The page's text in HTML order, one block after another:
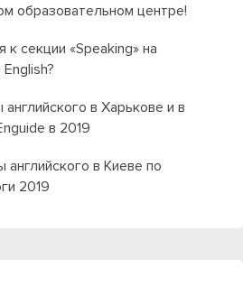
образовательном центре!
к секции «Speaking» на
в Харькове и в
в 2019
в Киеве по
2019